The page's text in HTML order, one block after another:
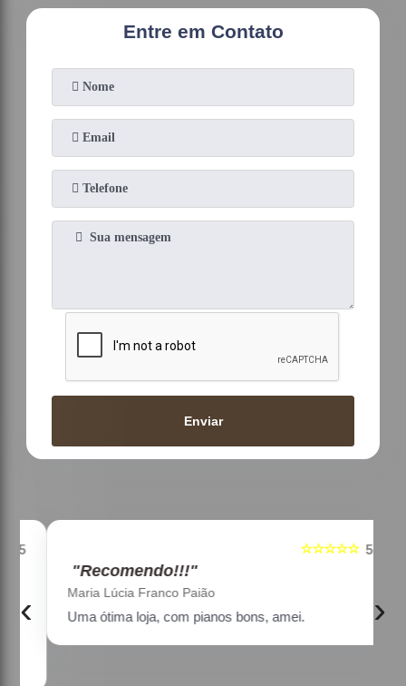
Entre em Contato
Enviar
5
☆☆☆☆☆
"Recomendo!!!"
Maria Lúcia Franco Paião
Uma ótima loja, com pianos bons, amei.
‹ ›